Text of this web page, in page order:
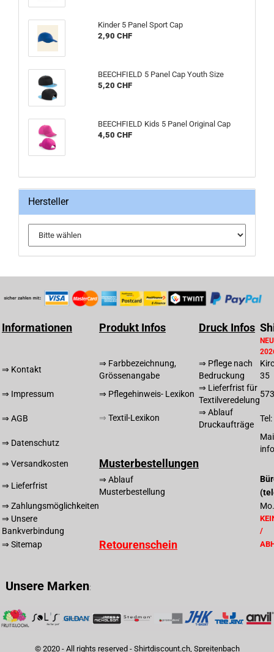
Kinder 5 Panel Sport Cap
2,90 CHF
BEECHFIELD 5 Panel Cap Youth Size
5,20 CHF
BEECHFIELD Kids 5 Panel Original Cap
4,50 CHF
Hersteller
Informationen Produkt Infos Druck Infos
⇒ Kontakt
⇒ Farbbezeichnung,
Grössenangabe
⇒ Pflege nach
Bedruckung
35
⇒ Impressum
⇒ Pflegehinweis- Lexikon
⇒ Lieferfrist für
Textilveredelung
⇒ AGB ⇒ Textil-Lexikon
⇒ Ablauf
Druckaufträge
⇒ Datenschutz
⇒ Versandkosten
Musterbestellungen
⇒ Lieferfrist
⇒ Ablauf
Musterbestellung
⇒ Zahlungsmöglichkeiten
⇒ Unsere
Bankverbindung
/
⇒ Sitemap Retourenschein
Unsere Marken:
© 2020 - All rights reserved - Shirtdiscount.ch, Spreitenbach